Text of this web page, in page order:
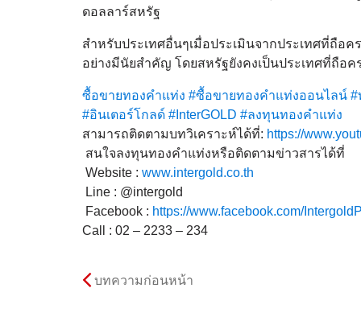
ดอลลาร์สหรัฐ
สำหรับประเทศอื่นๆเมื่อประเมินจากประเทศที่ถือ
อย่างมีนัยสำคัญ โดยสหรัฐยังคงเป็นประเทศที่ถือ
ซื้อขายทองคำแท่ง #ซื้อขายทองคำแท่งออนไลน์ #
#อินเตอร์โกลด์ #InterGOLD #ลงทุนทองคำแท่ง
สามารถติดตามบทวิเคราะห์ได้ที่: https://
สนใจลงทุนทองคำแท่งหรือติดตามข่าวสารได้ที่
Website : www.intergold.co.th
Line : @intergold
Facebook : https://www.facebook.com/
Call : 02 – 2233 – 234
บทความก่อนหน้า